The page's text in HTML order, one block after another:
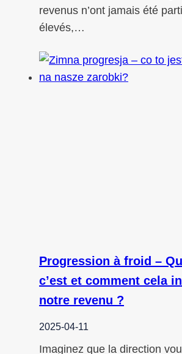
revenus n’ont jamais été
élevés,…
Progression à froid –
c’est et comment cela
notre revenu ?
2025-04-11
Imaginez que la direction